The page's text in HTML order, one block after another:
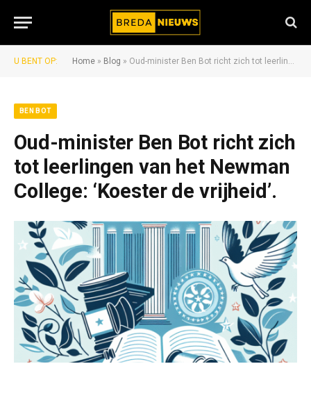
U BENT OP: Home » Blog » Oud-minister Ben Bot richt zich tot leerlingen van het Newman College: ‘Koester de vrijheid’.
BEN BOT
Oud-minister Ben Bot richt zich
tot leerlingen van het Newman
College: ‘Koester de vrijheid’.